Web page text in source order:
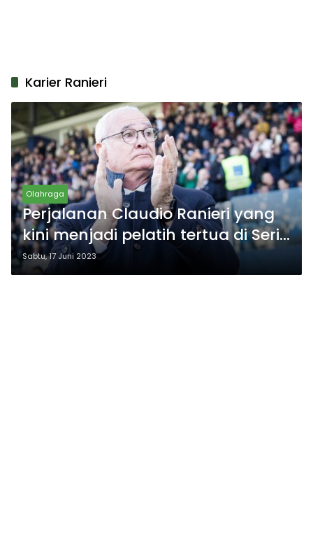
Karier Ranieri
Olahraga
Perjalanan Claudio Ranieri yang
kini menjadi pelatih tertua di Serie
A
Sabtu, 17 Juni 2023